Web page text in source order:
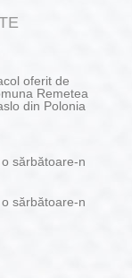
oferit de
Remetea
din Polonia
sărbătoare-n
sărbătoare-n